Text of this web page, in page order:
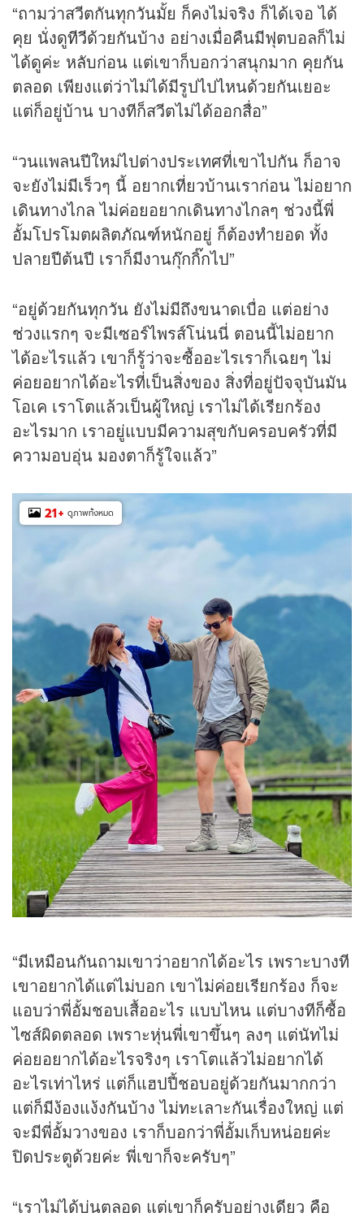
“ถามว่าสวีตกันทุกวันมั้ย ก็คงไม่จริง ก็ได้เจอ ได้
คุย นั่งดูทีวีด้วยกันบ้าง อย่างเมื่อคืนมีฟุตบอลก็ไม่
ได้ดูค่ะ หลับก่อน แต่เขาก็บอกว่าสนุกมาก คุยกัน
ตลอด เพียงแต่ว่าไม่ได้มีรูปไปไหนด้วยกันเยอะ
แต่ก็อยู่บ้าน บางทีก็สวีตไม่ได้ออกสื่อ”
“วนแพลนปีใหม่ไปต่างประเทศที่เขาไปกัน ก็อาจ
จะยังไม่มีเร็วๆ นี้ อยากเที่ยวบ้านเราก่อน ไม่อยาก
เดินทางไกล ไม่ค่อยอยากเดินทางไกลๆ ช่วงนี้พี่
อั้มโปรโมตผลิตภัณฑ์หนักอยู่ ก็ต้องทำยอด ทั้ง
ปลายปีต้นปี เราก็มีงานกุ๊กกิ๊กไป”
“อยู่ด้วยกันทุกวัน ยังไม่มีถึงขนาดเบื่อ แต่อย่าง
ช่วงแรกๆ จะมีเซอร์ไพรส์โน่นนี่ ตอนนี้ไม่อยาก
ได้อะไรแล้ว เขาก็รู้ว่าจะซื้ออะไรเราก็เฉยๆ ไม่
ค่อยอยากได้อะไรที่เป็นสิ่งของ สิ่งที่อยู่ปัจจุบันมัน
โอเค เราโตแล้วเป็นผู้ใหญ่ เราไม่ได้เรียกร้อง
อะไรมาก เราอยู่แบบมีความสุขกับครอบครัวที่มี
ความอบอุ่น มองตาก็รู้ใจแล้ว”
21+ ดูภาพทั้งหมด
“มีเหมือนกันถามเขาว่าอยากได้อะไร เพราะบางที
เขาอยากได้แต่ไม่บอก เขาไม่ค่อยเรียกร้อง ก็จะ
แอบว่าพี่อั้มชอบเสื้ออะไร แบบไหน แต่บางทีก็ซื้อ
ไซส์ผิดตลอด เพราะหุ่นพี่เขาขึ้นๆ ลงๆ แต่นัทไม่
ค่อยอยากได้อะไรจริงๆ เราโตแล้วไม่อยากได้
อะไรเท่าไหร่ แต่ก็แฮปปี้ชอบอยู่ด้วยกันมากกว่า
แต่ก็มีง้องแง้งกันบ้าง ไม่ทะเลาะกันเรื่องใหญ่ แต่
จะมีพี่อั้มวางของ เราก็บอกว่าพี่อั้มเก็บหน่อยค่ะ
ปิดประตูด้วยค่ะ พี่เขาก็จะครับๆ”
“เราไม่ได้บ่นตลอด แต่เขาก็ครับอย่างเดียว คือ